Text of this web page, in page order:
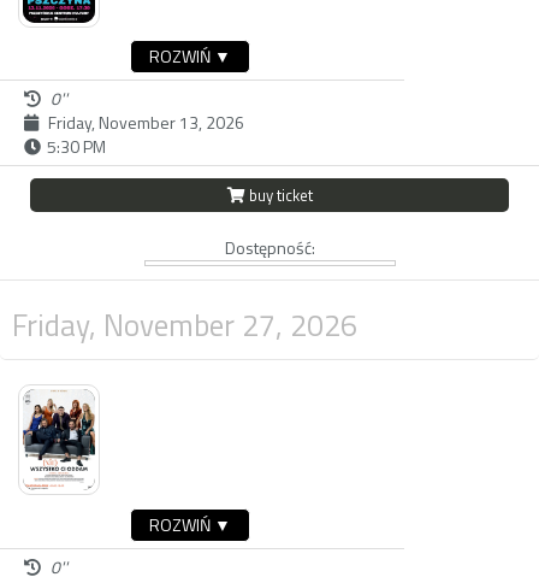
ROZWIŃ ▼
0''
Friday, November 13, 2026
5:30 PM
buy ticket
Dostępność:
Friday, November 27, 2026
ROZWIŃ ▼
0''